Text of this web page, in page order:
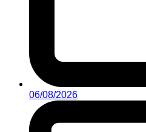
06/08/2026